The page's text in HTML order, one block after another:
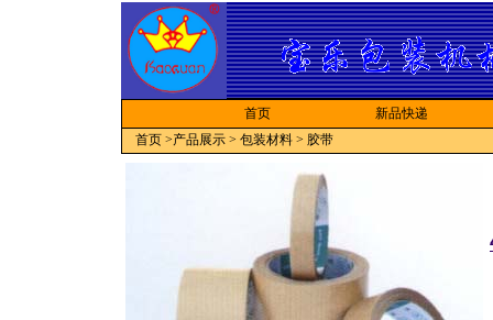
首页
新品快递
首页 >产品展示 > 包装材料 > 胶带